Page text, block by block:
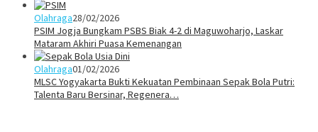
Olahraga28/02/2026
PSIM Jogja Bungkam PSBS Biak 4-2 di Maguwoharjo, Laskar
Mataram Akhiri Puasa Kemenangan
Olahraga01/02/2026
MLSC Yogyakarta Bukti Kekuatan Pembinaan Sepak Bola Putri:
Talenta Baru Bersinar, Regenera…